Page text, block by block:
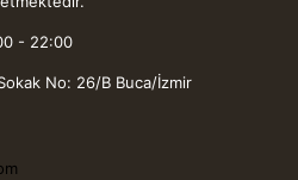
- 22:00
No: 26/B Buca/İzmir